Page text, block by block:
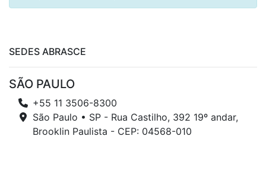
SEDES ABRASCE
SÃO PAULO
+55 11 3506-8300
São Paulo • SP - Rua Castilho, 392 19º andar,
Brooklin Paulista - CEP: 04568-010